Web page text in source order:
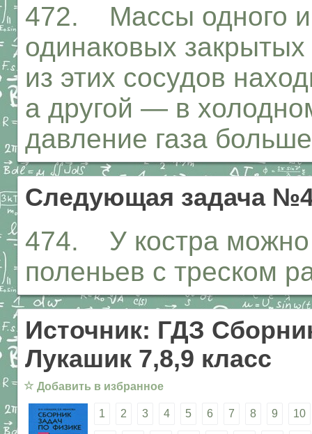
472. Массы одного и
одинаковых
из этих сосудов
а другой — в
давление газа
Следующая задача
474. У костра можно
поленьев с треском
Источник: ГДЗ
Лукашик 7,8,9 класс
☆ Добавить в избранное
1 2 3 4 5 6 7 8 9 10